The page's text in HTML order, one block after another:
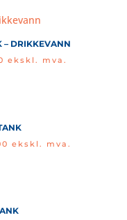
through
kr 9.550,00
– DRIKKEVANN
Price
ekskl. mva.
Price
ekskl. mva.